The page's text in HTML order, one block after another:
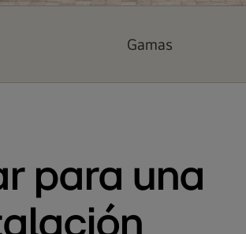
Gamas
para una